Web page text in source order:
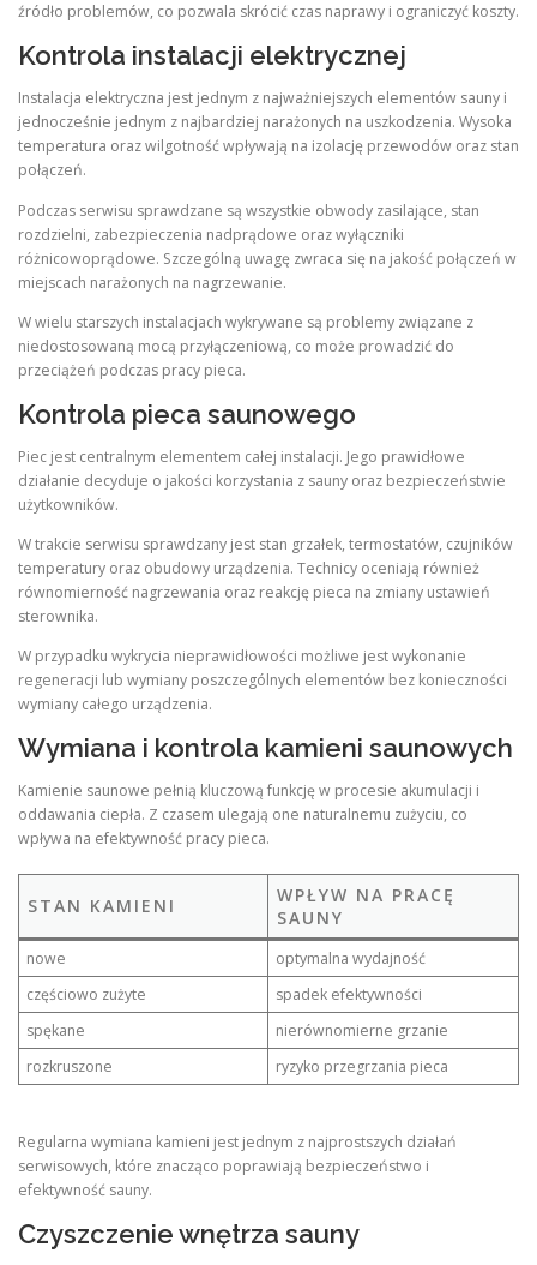
źródło problemów, co pozwala skrócić czas naprawy i ograniczyć koszty.
Kontrola instalacji elektrycznej
Instalacja elektryczna jest jednym z najważniejszych elementów sauny i
jednocześnie jednym z najbardziej narażonych na uszkodzenia. Wysoka
temperatura oraz wilgotność wpływają na izolację przewodów oraz stan
połączeń.
Podczas serwisu sprawdzane są wszystkie obwody zasilające, stan
rozdzielni, zabezpieczenia nadprądowe oraz wyłączniki
różnicowoprądowe. Szczególną uwagę zwraca się na jakość połączeń w
miejscach narażonych na nagrzewanie.
W wielu starszych instalacjach wykrywane są problemy związane z
niedostosowaną mocą przyłączeniową, co może prowadzić do
przeciążeń podczas pracy pieca.
Kontrola pieca saunowego
Piec jest centralnym elementem całej instalacji. Jego prawidłowe
działanie decyduje o jakości korzystania z sauny oraz bezpieczeństwie
użytkowników.
W trakcie serwisu sprawdzany jest stan grzałek, termostatów, czujników
temperatury oraz obudowy urządzenia. Technicy oceniają również
równomierność nagrzewania oraz reakcję pieca na zmiany ustawień
sterownika.
W przypadku wykrycia nieprawidłowości możliwe jest wykonanie
regeneracji lub wymiany poszczególnych elementów bez konieczności
wymiany całego urządzenia.
Wymiana i kontrola kamieni saunowych
Kamienie saunowe pełnią kluczową funkcję w procesie akumulacji i
oddawania ciepła. Z czasem ulegają one naturalnemu zużyciu, co
wpływa na efektywność pracy pieca.
STAN KAMIENI
WPŁYW NA PRACĘ
SAUNY
nowe
optymalna wydajność
częściowo zużyte
spadek efektywności
spękane
nierównomierne grzanie
rozkruszone
ryzyko przegrzania pieca
Regularna wymiana kamieni jest jednym z najprostszych działań
serwisowych, które znacząco poprawiają bezpieczeństwo i
efektywność sauny.
Czyszczenie wnętrza sauny